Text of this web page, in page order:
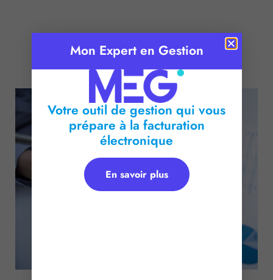
Publié le :
Temps de lecture : 2 minutes
Mon Expert en Gestion
Votre outil de gestion qui vous
prépare à la facturation
électronique
En savoir plus